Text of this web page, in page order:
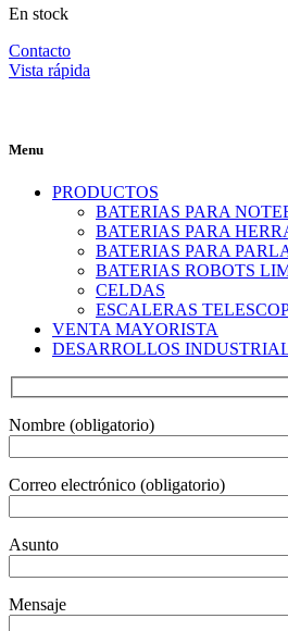
En stock
Contacto
Vista rápida
Menu
PRODUCTOS
BATERIAS PARA
BATERIAS PARA
BATERIAS PARA
BATERIAS ROBOTS
CELDAS
ESCALERAS
VENTA MAYORISTA
DESARROLLOS
Nombre (obligatorio)
Correo electrónico (obligatorio)
Asunto
Mensaje